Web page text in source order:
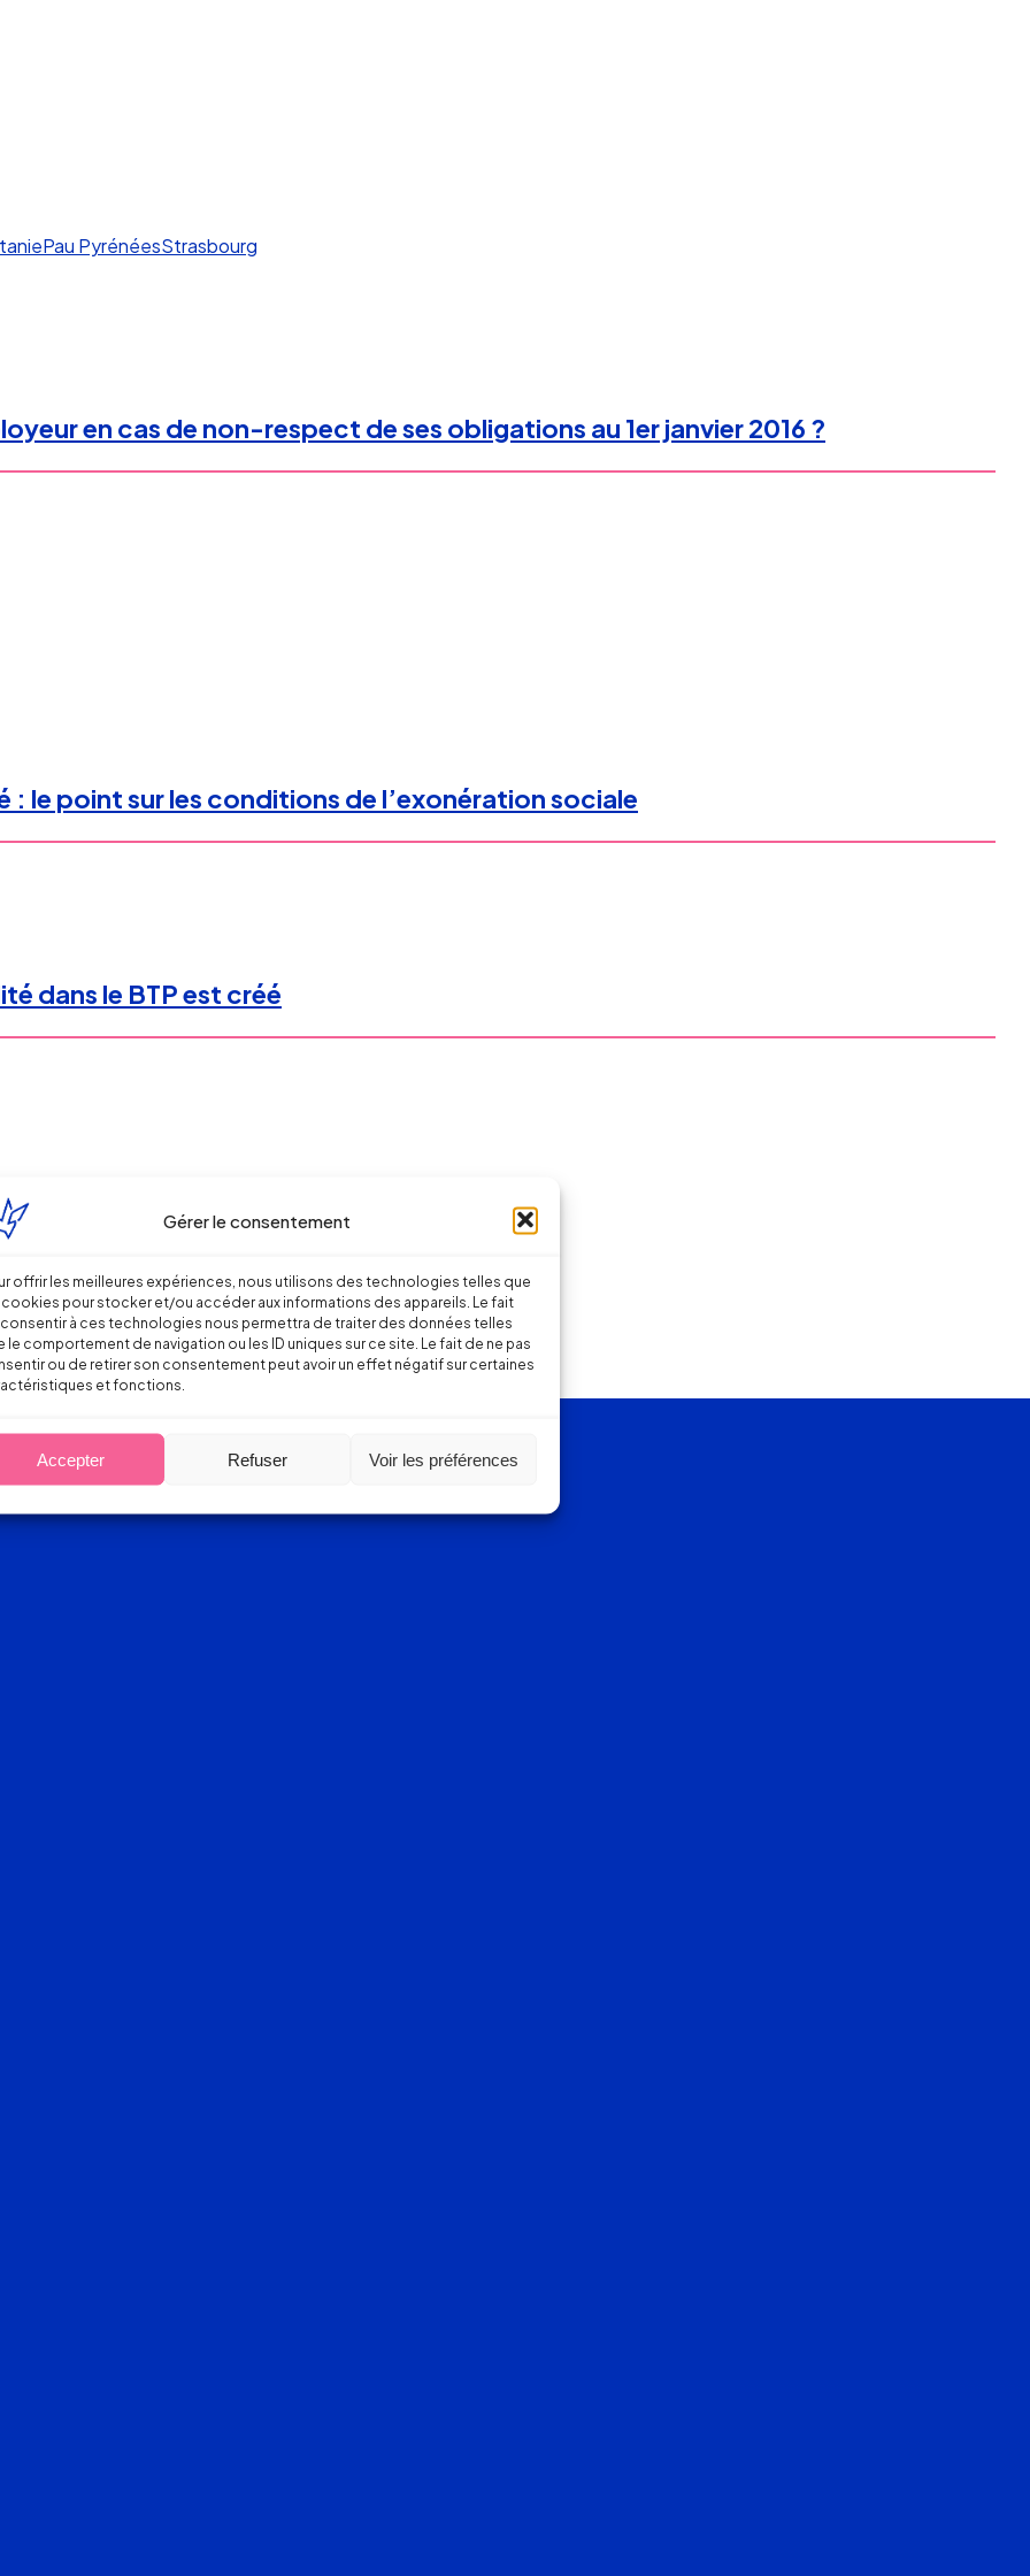
Gérer le consentement
offrir les meilleures expériences, nous utilisons des technologies telles que
cookies pour stocker et/ou accéder aux informations des appareils. Le fait
à ces technologies nous permettra de traiter des données telles
le comportement de navigation ou les ID uniques sur ce site. Le fait de ne pas
ou de retirer son consentement peut avoir un effet négatif sur certaines
et fonctions.
Accepter Refuser Voir les préférences
Pau PyrénéesStrasbourg
en cas de non-respect de ses obligations au 1er janvier 2016 ?
: le point sur les conditions de l’exonération sociale
dans le BTP est créé